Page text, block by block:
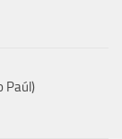
Paúl)